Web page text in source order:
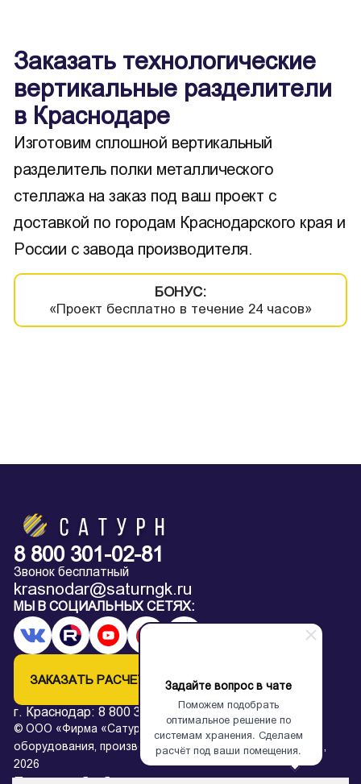
Задайте вопрос в чате
Поможем подобрать
оптимальное решение по
системам хранения. Сделаем
расчёт под ваши помещения.
Заказать технологические
вертикальные разделители
в Краснодаре
Изготовим сплошной вертикальный
разделитель полки металлического
стеллажа на заказ под ваш проект с
доставкой по городам Краснодарского края и
России с завода производителя.
БОНУС:
«Проект бесплатно в течение 24 часов»
8 800 301-02-81
Звонок бесплатный
krasnodar@saturngk.ru
МЫ В СОЦИАЛЬНЫХ СЕТЯХ:
ЗАКАЗАТЬ РАСЧЕТ
г. Краснодар: 8 800 301-02-81
© ООО «Фирма «Сатурн» — завод архивного
оборудования, производство металлических стеллажей,
2026